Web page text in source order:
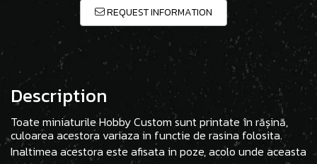
REQUEST INFORMATION
Description
Toate miniaturile Hobby Custom sunt printate în rășină,
culoarea acestora variaza in functie de rasina folosita.
Inaltimea acestora este afisata in poze, acolo unde aceasta